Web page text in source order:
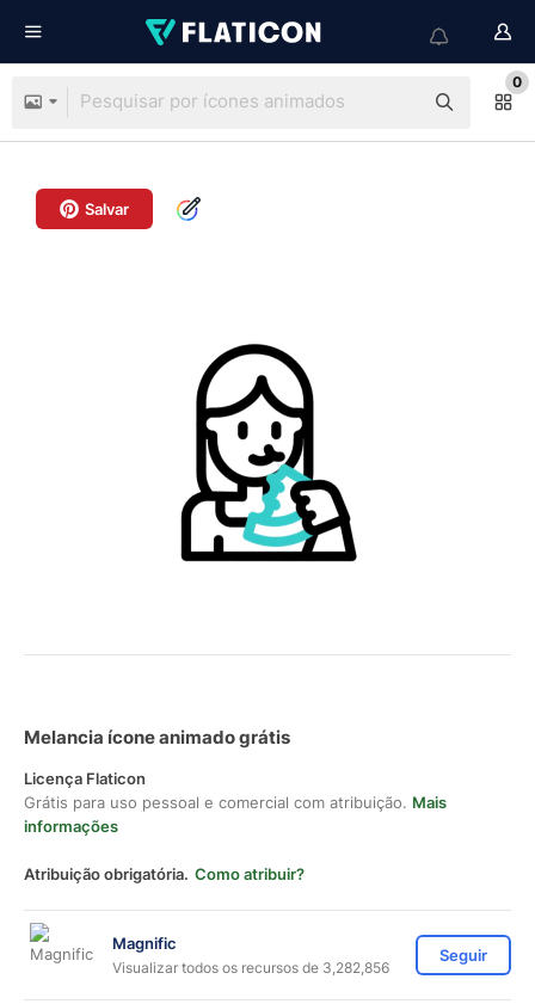
0
Salvar
Melancia ícone animado grátis
Licença Flaticon
Grátis para uso pessoal e comercial com atribuição. Mais
informações
Atribuição obrigatória. Como atribuir?
Magnific
Visualizar todos os recursos de 3,282,856
Seguir